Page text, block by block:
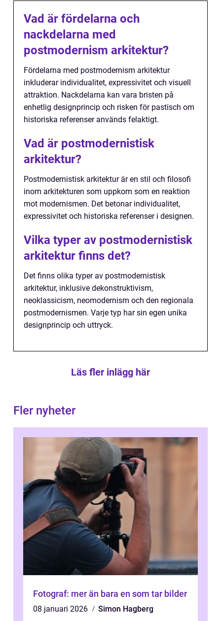
Vad är fördelarna och
nackdelarna med
postmodernism arkitektur?
Fördelarna med postmodernism arkitektur
inkluderar individualitet, expressivitet och visuell
attraktion. Nackdelarna kan vara bristen på
enhetlig designprincip och risken för pastisch om
historiska referenser används felaktigt.
Vad är postmodernistisk
arkitektur?
Postmodernistisk arkitektur är en stil och filosofi
inom arkitekturen som uppkom som en reaktion
mot modernismen. Det betonar individualitet,
expressivitet och historiska referenser i designen.
Vilka typer av postmodernistisk
arkitektur finns det?
Det finns olika typer av postmodernistisk
arkitektur, inklusive dekonstruktivism,
neoklassicism, neomodernism och den regionala
postmodernismen. Varje typ har sin egen unika
designprincip och uttryck.
Läs fler inlägg här
Fler nyheter
Fotograf: mer än bara en som tar bilder
08 januari 2026
Simon Hagberg